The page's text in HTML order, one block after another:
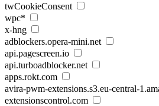
twCookieConsent
wpc*
x-hng
adblockers.opera-mini.net
api.pagescreen.io
api.turboadblocker.net
apps.rokt.com
avira-pwm-extensions.s3.eu-central-
extensionscontrol.com